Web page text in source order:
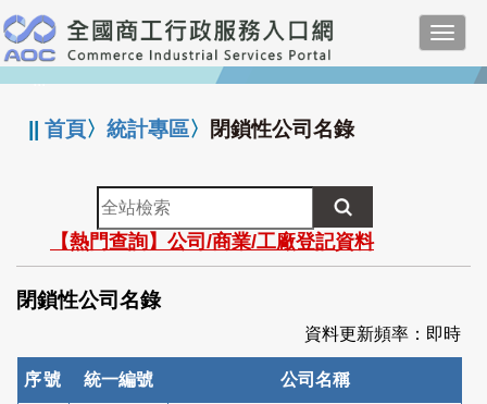
跳
到
主
要
:::
||首頁〉統計專區〉 閉鎖性公司名錄
全
站
檢
索
【熱門查詢】公司/商業/工廠登記資料
閉鎖性公司名錄
資料更新頻率：即時
序號 統一編號 公司名稱